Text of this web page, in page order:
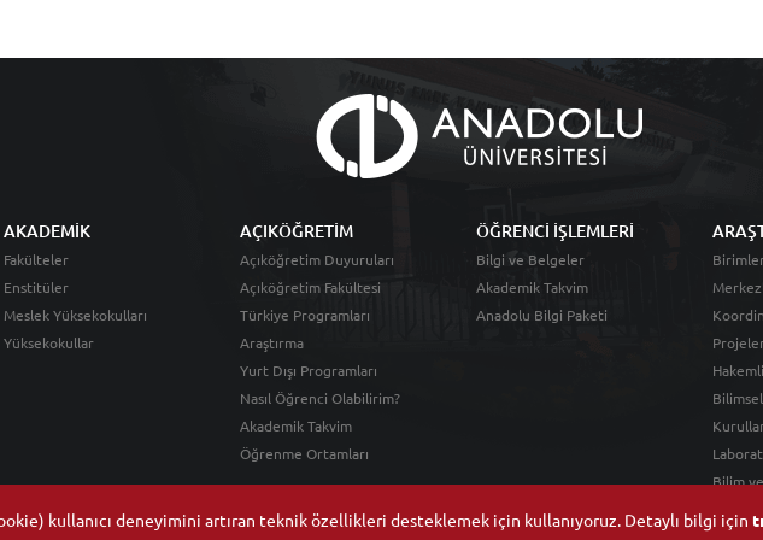
kullanıcı deneyimini artıran teknik özellikleri desteklemek için kullanıyoruz. Detaylı bilgi için
AKADEMİK
Fakülteler
Enstitüler
Meslek Yüksekokulları
Yüksekokullar
AÇIKÖĞRETİM
Açıköğretim Duyuruları
Açıköğretim Fakültesi
Türkiye Programları
Araştırma
Yurt Dışı Programları
Nasıl Öğrenci Olabilirim?
Akademik Takvim
Öğrenme Ortamları
ÖĞRENCİ İŞLEMLERİ
Bilgi ve Belgeler
Akademik Takvim
Anadolu Bilgi Paketi
Bilim